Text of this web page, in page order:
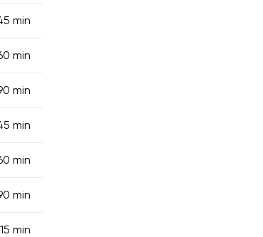
min
min
min
min
min
min
15 min